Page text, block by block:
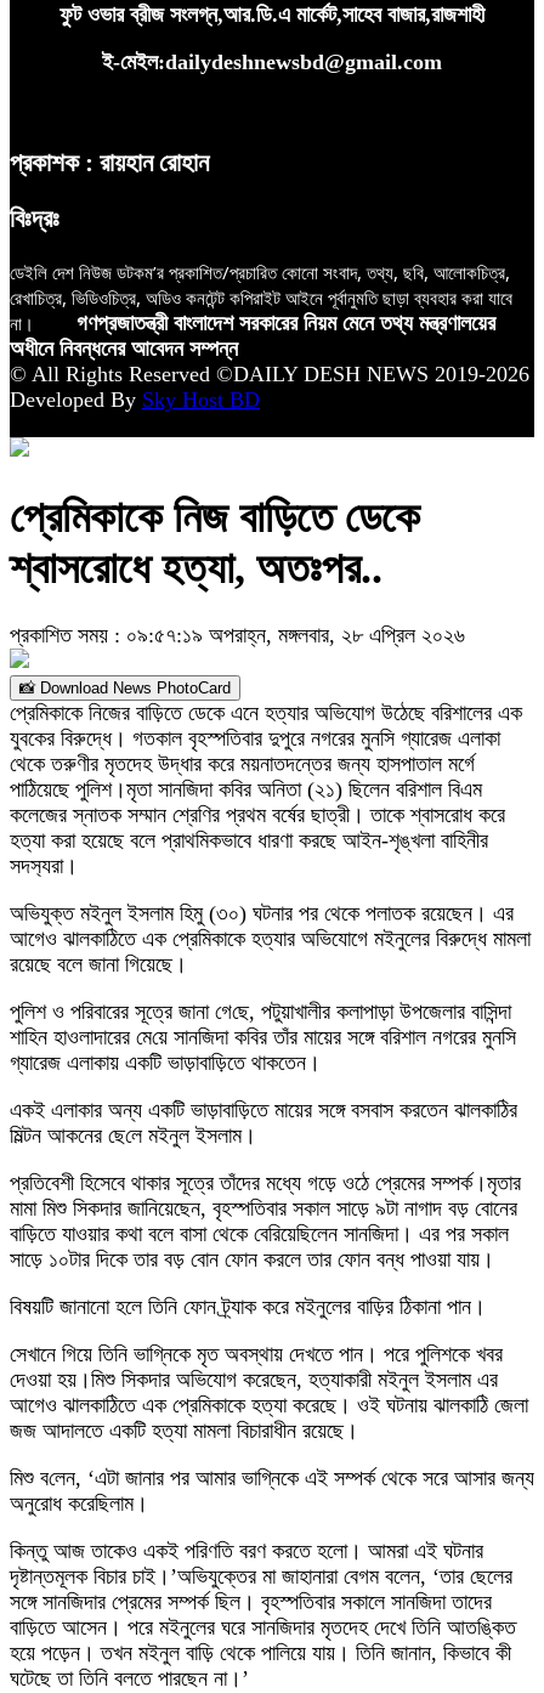
ফুট ওভার ব্রীজ সংলগ্ন,আর.ডি.এ মার্কেট,সাহেব বাজার,রাজশাহী
ই-মেইল:dailydeshnewsbd@gmail.com
প্রকাশক : রায়হান রোহান
বিঃদ্রঃ
ডেইলি দেশ নিউজ ডটকম’র প্রকাশিত/প্রচারিত কোনো সংবাদ, তথ্য, ছবি, আলোকচিত্র,
রেখাচিত্র, ভিডিওচিত্র, অডিও কনটেন্ট কপিরাইট আইনে পূর্বানুমতি ছাড়া ব্যবহার করা যাবে
না।
গণপ্রজাতন্ত্রী বাংলাদেশ সরকারের নিয়ম মেনে তথ্য মন্ত্রণালয়ের
অধীনে নিবন্ধনের আবেদন সম্পন্ন
© All Rights Reserved ©DAILY DESH NEWS 2019-2026
Developed By Sky Host BD
প্রেমিকাকে নিজ বাড়িতে ডেকে
শ্বাসরোধে হত্যা, অতঃপর..
প্রকাশিত সময় : ০৯:৫৭:১৯ অপরাহ্ন, মঙ্গলবার, ২৮ এপ্রিল ২০২৬
📸 Download News PhotoCard
প্রেমিকাকে নিজের বাড়িতে ডেকে এনে হত্যার অভিযোগ উঠেছে বরিশালের এক
যুবকের বিরুদ্ধে। গতকাল বৃহস্পতিবার দুপুরে নগরের মুনসি গ্যারেজ এলাকা
থেকে তরুণীর মৃতদেহ উদ্ধার করে ময়নাতদন্তের জন্য হাসপাতাল মর্গে
পাঠিয়েছে পুলিশ।মৃতা সানজিদা কবির অনিতা (২১) ছিলেন বরিশাল বিএম
কলেজের স্নাতক সম্মান শ্রেণির প্রথম বর্ষের ছাত্রী। তাকে শ্বাসরোধ করে
হত্যা করা হয়েছে বলে প্রাথমিকভাবে ধারণা করছে আইন-শৃঙ্খলা বা‌হিনীর
সদস‌্যরা।
অভিযুক্ত মইনুল ইসলাম হিমু (৩০) ঘটনার পর থেকে পলাতক রয়েছেন। এর
আগেও ঝালকাঠিতে এক প্রেমিকাকে হত্যার অভিযোগে মইনুলের বিরুদ্ধে মামলা
রয়েছে বলে জানা গিয়েছে।
পুলিশ ও পরিবারের সূত্রে জানা গে‌ছে, পটুয়াখালীর কলাপাড়া উপজেলার বাসিন্দা
শাহিন হাওলাদারের মে‌য়ে সানজিদা কবির তাঁর মায়ের সঙ্গে বরিশাল নগরের মুনসি
গ্যারেজ এলাকায় একটি ভাড়াবাড়িতে থাকতেন।
একই এলাকার অন্য একটি ভাড়াবাড়িতে মায়ের সঙ্গে বসবাস করতেন ঝালকাঠির
মিল্টন আকনের ছে‌লে মইনুল ইসলাম।
প্রতিবেশী হিসেবে থাকার সূত্রে তাঁদের মধ্যে গড়ে ওঠে প্রেমের সম্পর্ক।মৃতার
মামা মিশু সিকদার জানিয়েছেন, বৃহস্পতিবার সকাল সাড়ে ৯টা নাগাদ বড় বোনের
বাড়িতে যাওয়ার কথা বলে বাসা থেকে বেরিয়েছিলেন সানজিদা। এর পর সকাল
সাড়ে ১০টার দিকে তার বড় বোন ফোন করলে তার ফোন বন্ধ পাওয়া যায়।
বিষয়টি জানানো হলে তিনি ফোন ট্র্যাক করে মইনুলের বাড়ির ঠিকানা পান।
সেখানে গিয়ে তিনি ভাগ্নিকে মৃত অবস্থায় দেখতে পান। পরে পুলিশকে খবর
দেওয়া হয়।মিশু সিকদার অভিযোগ করেছেন, হত্যাকারী মইনুল ইসলাম এর
আগেও ঝালকাঠিতে এক প্রেমিকাকে হত্যা করেছে। ওই ঘটনায় ঝালকাঠি জেলা
জজ আদালতে একটি হত্যা মামলা বিচারাধীন রয়েছে।
মিশু ব‌লেন, ‘এটা জানার পর আমার ভাগ্নিকে এই সম্পর্ক থেকে সরে আসার জন্য
অনুরোধ করেছিলাম।
কিন্তু আজ তাকেও একই পরিণতি বরণ করতে হলো। আমরা এই ঘটনার
দৃষ্টান্তমূলক বিচার চাই।’অভিযুক্তের মা জাহানারা বেগম বলেন, ‘তার ছেলের
সঙ্গে সানজিদার প্রেমের সম্পর্ক ছিল। বৃহস্পতিবার সকালে সানজিদা তাদের
বাড়িতে আসেন। পরে মইনুলের ঘরে সানজিদার মৃতদেহ দেখে তিনি আতঙ্কিত
হয়ে পড়েন। তখন মইনুল বাড়ি থেকে পালিয়ে যায়। তিনি জানান, কিভাবে কী
ঘটেছে তা তিনি বলতে পারছেন না।’